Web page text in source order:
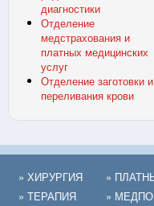
диагностики
Отделение
медстрахования и
платных медицинских
услуг
Отделение заготовки и
переливания крови
» ХИРУРГИЯ
» ТЕРАПИЯ
»
»